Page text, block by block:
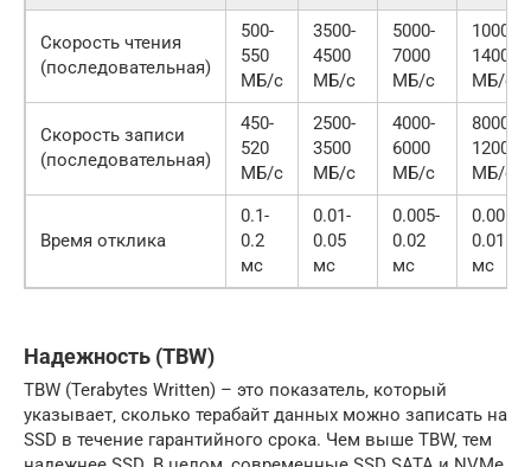
Скорость чтения
(последовательная)
500-
550
МБ/с
3500-
4500
МБ/с
5000-
7000
МБ/с
10000-
14000+
МБ/с
Скорость записи
(последовательная)
450-
520
МБ/с
2500-
3500
МБ/с
4000-
6000
МБ/с
8000-
12000+
МБ/с
Время отклика
0.1-
0.2
мс
0.01-
0.05
мс
0.005-
0.02
мс
0.001-
0.01
мс
Надежность (TBW)
TBW (Terabytes Written) – это показатель‚ который
указывает‚ сколько терабайт данных можно записать на
SSD в течение гарантийного срока. Чем выше TBW‚ тем